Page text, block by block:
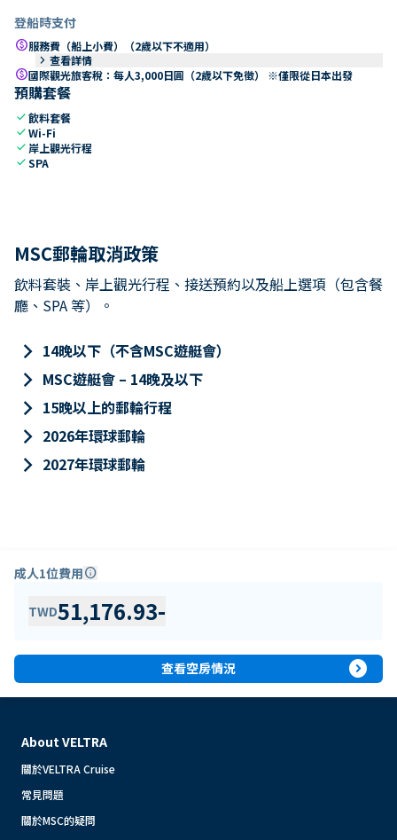
登船時支付
paid服務費（船上小費）（2歲以下不適用）
keyboard_arrow_right 查看詳情
paid國際觀光旅客稅：每人3,000日圓（2歲以下免徵） ※僅限從日本出發
預購套餐
check飲料套餐
checkWi-Fi
check 岸上觀光行程
checkSPA
MSC郵輪取消政策
飲料套裝、岸上觀光行程、接送預約以及船上選項（包含餐
廳、SPA 等）。
keyboard_arrow_right 14晚以下（不含MSC遊艇會）
keyboard_arrow_right MSC遊艇會 – 14晚及以下
keyboard_arrow_right 15晚以上的郵輪行程
keyboard_arrow_right 2026年環球郵輪
keyboard_arrow_right 2027年環球郵輪
成人1位費用info
TWD51,176.93-
查看空房情況 expand_circle_right
About VELTRA
關於VELTRA Cruise
常見問題
關於MSC的疑問